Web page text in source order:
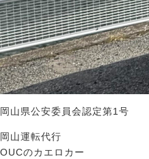
岡山県公安委員会認定第1号
岡山運転代行
OUCのカエロカー